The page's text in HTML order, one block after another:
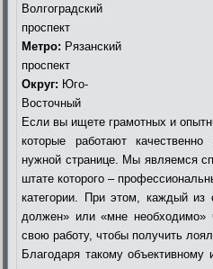
Волгоградский
проспект
Метро: Рязанский
проспект
Округ: Юго-
Восточный
Если вы ищете грамотных и
которые работают
нужной странице. Мы являемся
штате которого –
категории. При этом, каждый из
должен» или «мне необходимо»
свою работу, чтобы получить
Благодаря такому